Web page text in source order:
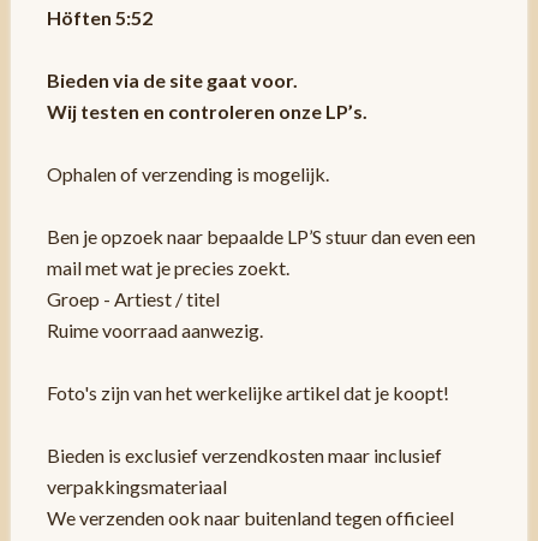
Höften 5:52
Bieden via de site gaat voor.
Wij testen en controleren onze LP’s.
Ophalen of verzending is mogelijk.
Ben je opzoek naar bepaalde LP’S stuur dan even een
mail met wat je precies zoekt.
Groep - Artiest / titel
Ruime voorraad aanwezig.
Foto's zijn van het werkelijke artikel dat je koopt!
Bieden is exclusief verzendkosten maar inclusief
verpakkingsmateriaal
We verzenden ook naar buitenland tegen officieel